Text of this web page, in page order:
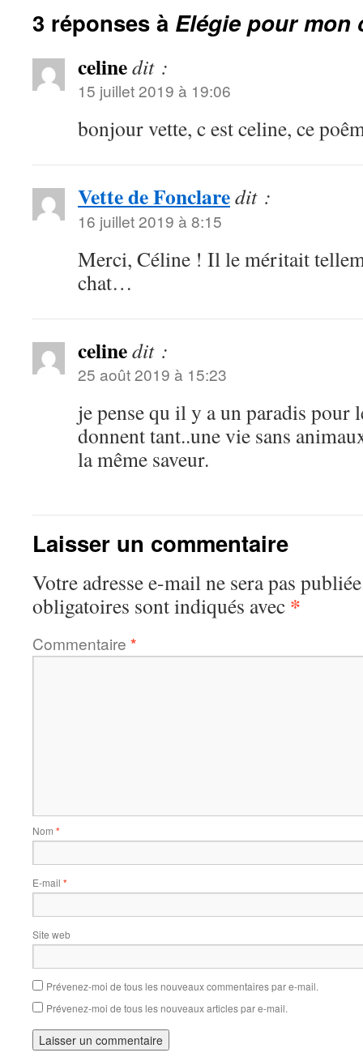
3 réponses à Elégie pour mon
celinedit :
15 juillet 2019 à 19:06
bonjour vette, c est celine, ce
Vette de Fonclaredit :
16 juillet 2019 à 8:15
Merci, Céline ! Il le méritait
chat…
celinedit :
25 août 2019 à 15:23
je pense qu il y a un paradis pour
donnent tant..une vie sans
la même saveur.
Laisser un commentaire
Votre adresse e-mail ne sera pas
obligatoires sont indiqués avec *
Commentaire *
Nom *
E-mail *
Site web
Prévenez-moi de tous les nouveaux commentaires par e-mail.
Prévenez-moi de tous les nouveaux articles par e-mail.